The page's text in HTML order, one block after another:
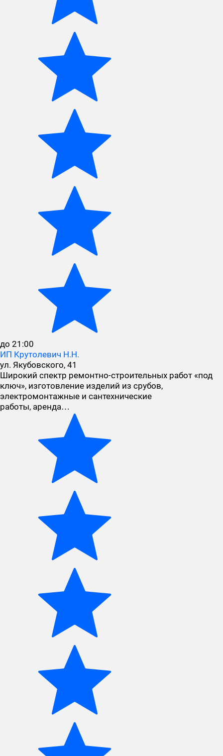
до 21:00
ИП Крутолевич Н.Н.
ул. Якубовского, 41
Широкий спектр ремонтно-строительных работ «под
ключ», изготовление изделий из срубов,
электромонтажные и сантехнические
работы, аренда…